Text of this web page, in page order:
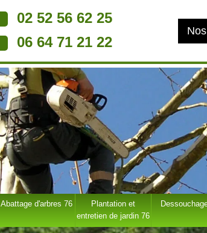
02 52 56 62 25
06 64 71 21 22
Abattage d'arbres 76
Plantation et
entretien de jardin 76